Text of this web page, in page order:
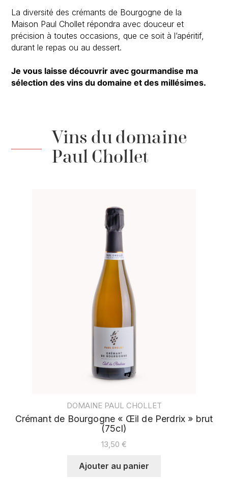
La diversité des crémants de Bourgogne de la
Maison Paul Chollet répondra avec douceur et
précision à toutes occasions, que ce soit à l’apéritif,
durant le repas ou au dessert.
Je vous laisse découvrir avec gourmandise ma
sélection des vins du domaine et des millésimes.
Vins du domaine
Paul Chollet
DOMAINE PAUL CHOLLET
Crémant de Bourgogne « Œil de Perdrix » brut
(75cl)
13,50 €
Ajouter au panier